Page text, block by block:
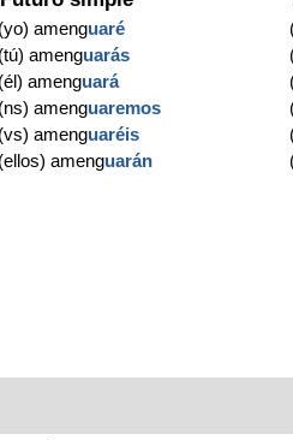
(yo) amenguaré
(tú) amenguarás
(él) amenguará
(ns) amenguaremos
(vs) amenguaréis
(ellos) amenguarán